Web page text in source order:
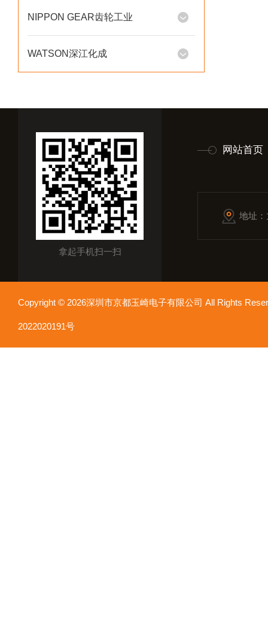
NIPPON GEAR齿轮工业
WATSON深江化成
拿起手机扫一扫
网站首页
地址
Copyright © 2026深圳市京都玉崎电子有限公司 All Rights
2022020191号